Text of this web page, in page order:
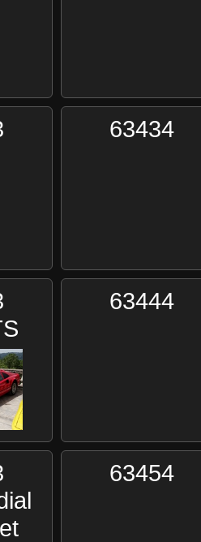
63434
63444
63454